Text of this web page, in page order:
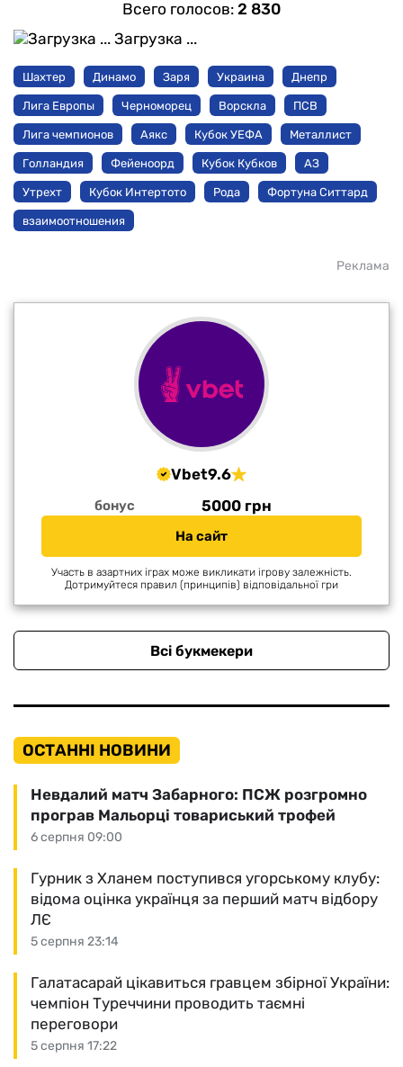
Всего голосов: 2 830
Загрузка ...
Шахтер Динамо Заря Украина Днепр
Лига Европы Черноморец Ворскла ПСВ
Лига чемпионов Аякс Кубок УЕФА Металлист
Голландия Фейеноорд Кубок Кубков АЗ
Утрехт Кубок Интертото Рода Фортуна Ситтард
взаимоотношения
Реклама
Vbet9.6
бонус 5000 грн
На сайт
Участь в азартних іграх може викликати ігрову залежність.
Дотримуйтеся правил (принципів) відповідальної гри
Всі букмекери
ОСТАННІ НОВИНИ
6 серпня 09:00
Невдалий матч Забарного: ПСЖ розгромно
програв Мальорці товариський трофей
5 серпня 23:14
Гурник з Хланем поступився угорському клубу:
відома оцінка українця за перший матч відбору
ЛЄ
5 серпня 17:22
Галатасарай цікавиться гравцем збірної України:
чемпіон Туреччини проводить таємні
переговори